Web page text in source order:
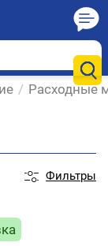
/ Расходные
Фильтры